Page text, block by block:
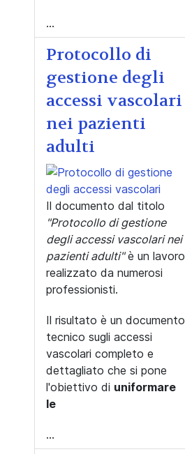
...
Protocollo di
gestione degli
accessi vascolari
nei pazienti
adulti
Il documento dal titolo
"Protocollo di gestione
degli accessi vascolari nei
pazienti adulti"è un lavoro
realizzato da numerosi
professionisti.
Il risultato è un documento
tecnico sugli accessi
vascolari completo e
dettagliato che si pone
l'obiettivo di uniformare
le
...